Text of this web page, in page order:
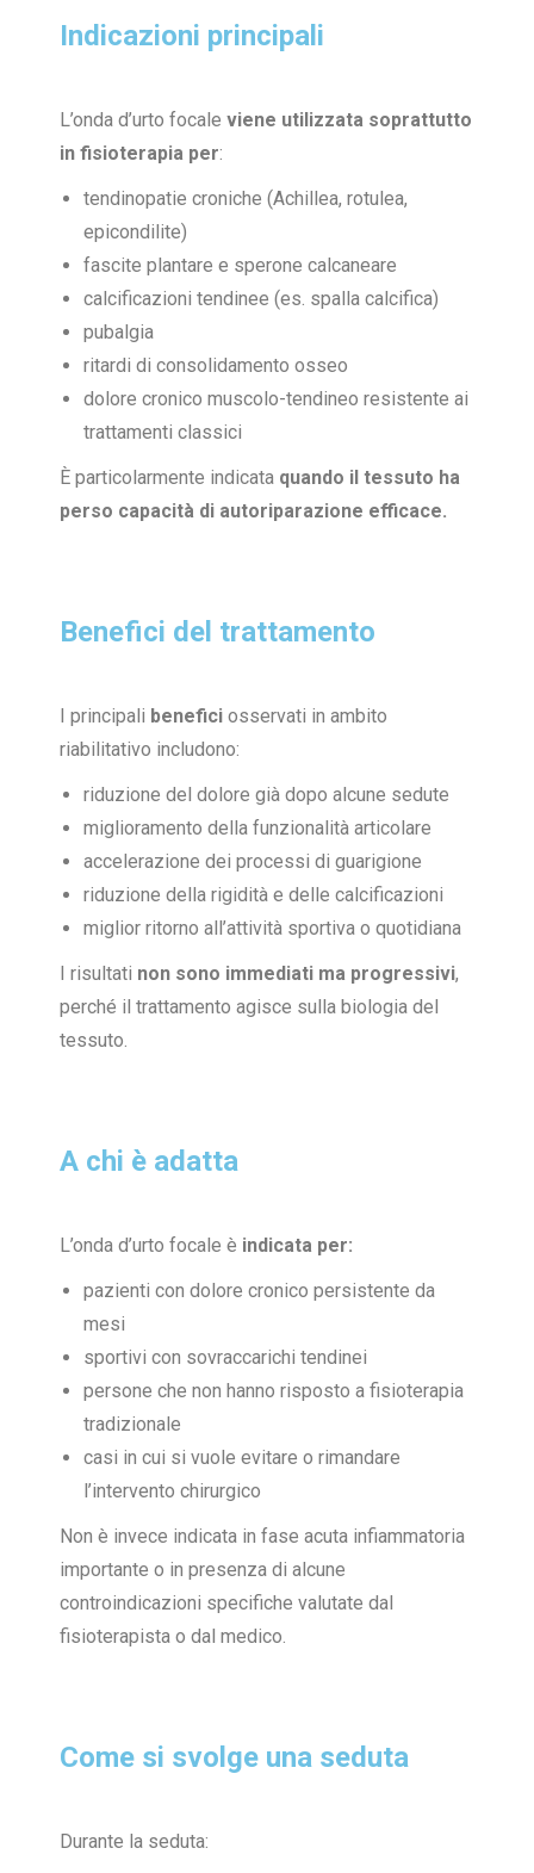
Indicazioni principali
L’onda d’urto focale viene utilizzata soprattutto
in fisioterapia per:
tendinopatie croniche (Achillea, rotulea,
epicondilite)
fascite plantare e sperone calcaneare
calcificazioni tendinee (es. spalla calcifica)
pubalgia
ritardi di consolidamento osseo
dolore cronico muscolo-tendineo resistente ai
trattamenti classici
È particolarmente indicata quando il tessuto ha
perso capacità di autoriparazione efficace.
Benefici del trattamento
I principali benefici osservati in ambito
riabilitativo includono:
riduzione del dolore già dopo alcune sedute
miglioramento della funzionalità articolare
accelerazione dei processi di guarigione
riduzione della rigidità e delle calcificazioni
miglior ritorno all’attività sportiva o quotidiana
I risultati non sono immediati ma progressivi,
perché il trattamento agisce sulla biologia del
tessuto.
A chi è adatta
L’onda d’urto focale è indicata per:
pazienti con dolore cronico persistente da
mesi
sportivi con sovraccarichi tendinei
persone che non hanno risposto a fisioterapia
tradizionale
casi in cui si vuole evitare o rimandare
l’intervento chirurgico
Non è invece indicata in fase acuta infiammatoria
importante o in presenza di alcune
controindicazioni specifiche valutate dal
fisioterapista o dal medico.
Come si svolge una seduta
Durante la seduta: